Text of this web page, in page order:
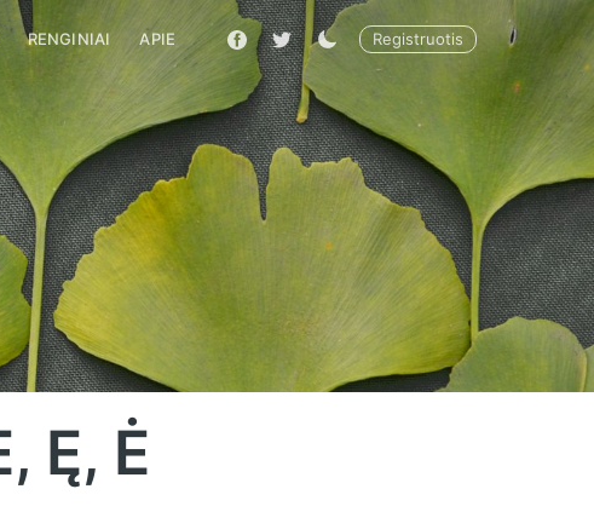
RENGINIAI APIE Registruotis
Ę, Ė
| VAISTAS RENGINIAI APIE